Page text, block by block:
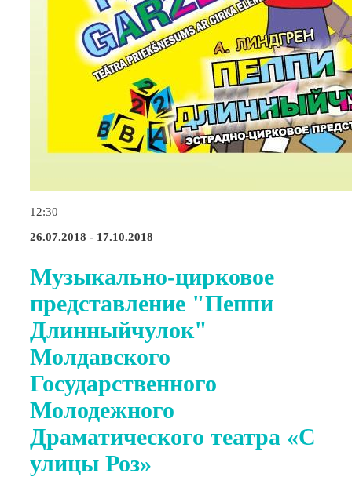
12:30
26.07.2018 - 17.10.2018
Музыкально-цирковое
представление "Пеппи
Длинныйчулок"
Молдавского
Государственного
Молодежного
Драматического театра «С
улицы Роз»